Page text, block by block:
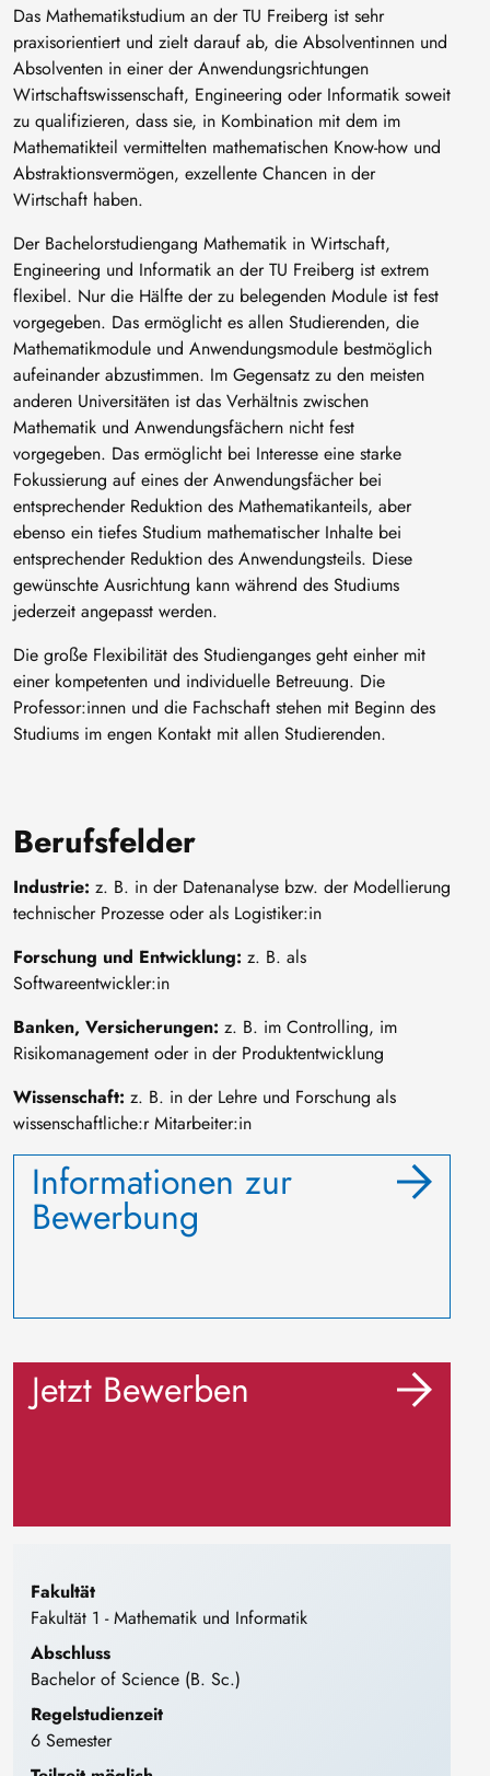
Das Mathematikstudium an der TU Freiberg ist sehr
praxisorientiert und zielt darauf ab, die Absolventinnen und
Absolventen in einer der Anwendungsrichtungen
Wirtschaftswissenschaft, Engineering oder Informatik soweit
zu qualifizieren, dass sie, in Kombination mit dem im
Mathematikteil vermittelten mathematischen Know-how und
Abstraktionsvermögen, exzellente Chancen in der
Wirtschaft haben.
Der Bachelorstudiengang Mathematik in Wirtschaft,
Engineering und Informatik an der TU Freiberg ist extrem
flexibel. Nur die Hälfte der zu belegenden Module ist fest
vorgegeben. Das ermöglicht es allen Studierenden, die
Mathematikmodule und Anwendungsmodule bestmöglich
aufeinander abzustimmen. Im Gegensatz zu den meisten
anderen Universitäten ist das Verhältnis zwischen
Mathematik und Anwendungsfächern nicht fest
vorgegeben. Das ermöglicht bei Interesse eine starke
Fokussierung auf eines der Anwendungsfächer bei
entsprechender Reduktion des Mathematikanteils, aber
ebenso ein tiefes Studium mathematischer Inhalte bei
entsprechender Reduktion des Anwendungsteils. Diese
gewünschte Ausrichtung kann während des Studiums
jederzeit angepasst werden.
Die große Flexibilität des Studienganges geht einher mit
einer kompetenten und individuelle Betreuung. Die
Professor:innen und die Fachschaft stehen mit Beginn des
Studiums im engen Kontakt mit allen Studierenden.
Berufsfelder
Industrie: z. B. in der Datenanalyse bzw. der Modellierung
technischer Prozesse oder als Logistiker:in
Forschung und Entwicklung: z. B. als
Softwareentwickler:in
Banken, Versicherungen: z. B. im Controlling, im
Risikomanagement oder in der Produktentwicklung
Wissenschaft: z. B. in der Lehre und Forschung als
wissenschaftliche:r Mitarbeiter:in
Informationen zur
Bewerbung
Jetzt Bewerben
Fakultät
Fakultät 1 - Mathematik und Informatik
Abschluss
Bachelor of Science (B. Sc.)
Regelstudienzeit
6 Semester